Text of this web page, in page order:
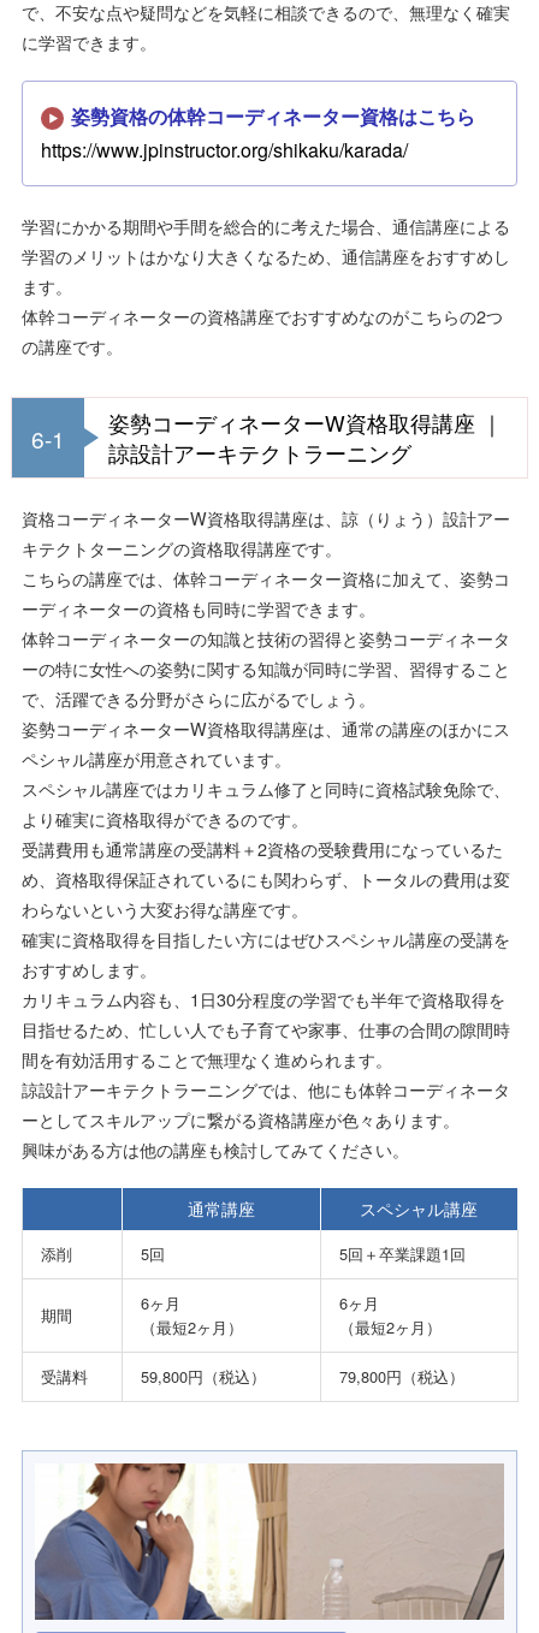
で、不安な点や疑問などを気軽に相談できるので、無理なく確実
に学習できます。
姿勢資格の体幹コーディネーター資格はこちら
https://www.jpinstructor.org/shikaku/karada/
学習にかかる期間や手間を総合的に考えた場合、通信講座による
学習のメリットはかなり大きくなるため、通信講座をおすすめし
ます。
体幹コーディネーターの資格講座でおすすめなのがこちらの2つ
の講座です。
6-1
姿勢コーディネーターW資格取得講座 ｜
諒設計アーキテクトラーニング
資格コーディネーターW資格取得講座は、諒（りょう）設計アー
キテクトターニングの資格取得講座です。
こちらの講座では、体幹コーディネーター資格に加えて、姿勢コ
ーディネーターの資格も同時に学習できます。
体幹コーディネーターの知識と技術の習得と姿勢コーディネータ
ーの特に女性への姿勢に関する知識が同時に学習、習得すること
で、活躍できる分野がさらに広がるでしょう。
姿勢コーディネーターW資格取得講座は、通常の講座のほかにス
ペシャル講座が用意されています。
スペシャル講座ではカリキュラム修了と同時に資格試験免除で、
より確実に資格取得ができるのです。
受講費用も通常講座の受講料＋2資格の受験費用になっているた
め、資格取得保証されているにも関わらず、トータルの費用は変
わらないという大変お得な講座です。
確実に資格取得を目指したい方にはぜひスペシャル講座の受講を
おすすめします。
カリキュラム内容も、1日30分程度の学習でも半年で資格取得を
目指せるため、忙しい人でも子育てや家事、仕事の合間の隙間時
間を有効活用することで無理なく進められます。
諒設計アーキテクトラーニングでは、他にも体幹コーディネータ
ーとしてスキルアップに繋がる資格講座が色々あります。
興味がある方は他の講座も検討してみてください。
通常講座 スペシャル講座
添削 5回 5回＋卒業課題1回
期間
6ヶ月
（最短2ヶ月）
6ヶ月
（最短2ヶ月）
受講料 59,800円（税込） 79,800円（税込）